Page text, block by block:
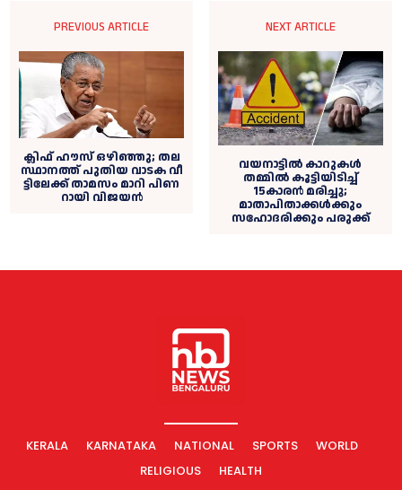
PREVIOUS ARTICLE
ക്ലി​ഫ് ഹൗ​സ് ഒഴിഞ്ഞു; ത​ല​
സ്ഥാ​ന​ത്ത് പു​തി​യ വാ​ട​ക വീ​
ട്ടി​ലേ​ക്ക് താ​മ​സം മാ​റി പി​ണ​
റാ​യി വി​ജ​യ​ൻ
NEXT ARTICLE
വയനാട്ടില്‍ കാറുകള്‍
തമ്മില്‍ കൂട്ടിയിടിച്ച്
15കാരന്‍ മരിച്ചു;
മാതാപിതാക്കള്‍ക്കും
സഹോദരിക്കും പരുക്ക്
KERALA KARNATAKA NATIONAL SPORTS
WORLD
RELIGIOUS
HEALTH